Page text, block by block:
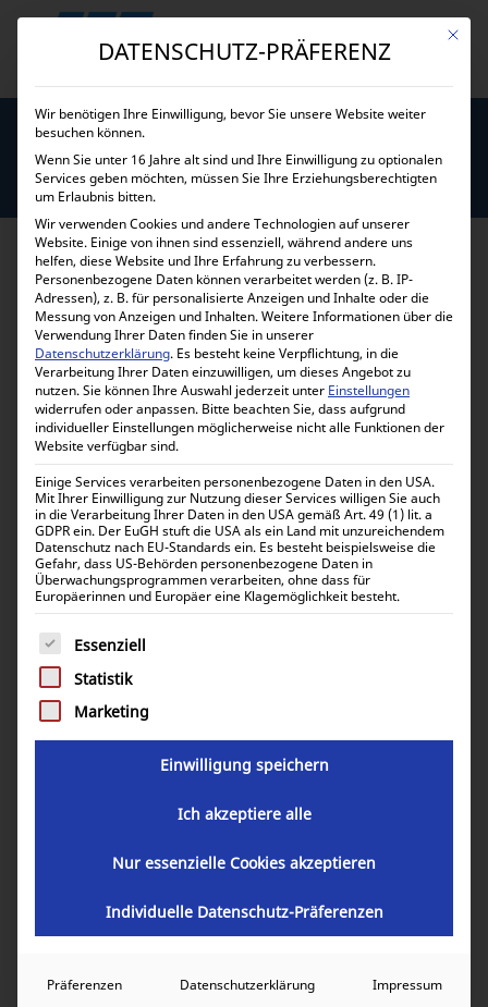
SUPERSCHALLDÄMMUNG
DieSuperschalldämmungunserer Generatoren ist
das Ergebnis aufwändiger Entwicklung einer
Vollkapselung.
Auf Basis wassergekühlter Dieselmotoren und
Generatoren, die in einer
eingebaut sind, haben unsere Generatoren einen
verbleibenden Schalldruckpegel im Bereich von nur
54 bis 62 dB/A.
Schallmessungen werden durch das sogenannte
Hüllflächenverfahren durchgeführt. Dabei werden die
Stromerzeuger
10m Abstand mit bis zu 8 Messstellen geprüft.
Geräusche verstärken. Es ist daher wichtig, den
SET Stange Energietechnik GmbHberät Sie gerne bei
der Integration unserer Stromerzeuger.
BERATUNGSHOTLINE
Mit
DATENSCHUTZ-PRÄFERENZ
Wir benötigen Ihre Einwilligung, bevor Sie unsere Website weiter
besuchen können.
Wenn Sie unter 16 Jahre alt sind und Ihre Einwilligung zu optionalen
Services geben möchten, müssen Sie Ihre Erziehungsberechtigten
um Erlaubnis bitten.
Wir verwenden Cookies und andere Technologien auf unserer
Website. Einige von ihnen sind essenziell, während andere uns
helfen, diese Website und Ihre Erfahrung zu verbessern.
Personenbezogene Daten können verarbeitet werden (z. B. IP-
Adressen), z. B. für personalisierte Anzeigen und Inhalte oder die
Messung von Anzeigen und Inhalten.Weitere Informationen über die
Verwendung Ihrer Daten finden Sie in unserer
Datenschutzerklärung. Es besteht keine Verpflichtung, in die
Verarbeitung Ihrer Daten einzuwilligen, um dieses Angebot zu
nutzen.Sie können Ihre Auswahl jederzeit unter Einstellungen
widerrufen oder anpassen. Bitte beachten Sie, dass aufgrund
individueller Einstellungen möglicherweise nicht alle Funktionen der
Website verfügbar sind.
Einige Services verarbeiten personenbezogene Daten in den USA.
Mit Ihrer Einwilligung zur Nutzung dieser Services willigen Sie auch
in die Verarbeitung Ihrer Daten in den USA gemäß Art. 49 (1) lit. a
GDPR ein. Der EuGH stuft die USA als ein Land mit unzureichendem
Datenschutz nach EU-Standards ein. Es besteht beispielsweise die
Gefahr, dass US-Behörden personenbezogene Daten in
Überwachungsprogrammen verarbeiten, ohne dass für
Europäerinnen und Europäer eine Klagemöglichkeit besteht.
Es folgt eine Liste der Service-Gruppen, für die eine
Essenziell
Statistik
Marketing
Einwilligung speichern
Ich akzeptiere alle
Nur essenzielle Cookies akzeptieren
Individuelle Datenschutz-Präferenzen
Präferenzen Datenschutzerklärung Impressum